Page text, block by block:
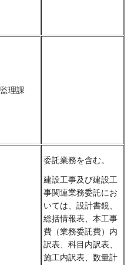
監理課
委託業務を含む。
建設工事及び建設工
事関連業務委託にお
いては、設計書鏡、
総括情報表、本工事
費（業務委託費）内
訳表、科目内訳表、
施工内訳表、数量計